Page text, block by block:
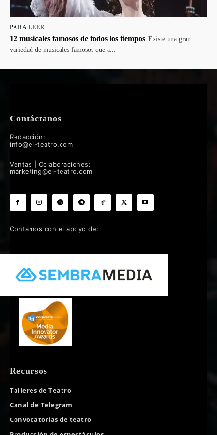
PARA LEER
12 musicales famosos de todos los tiempos Existe una gran
variedad de musicales famosos que a...
Contáctanos
Redacción:
info@el-teatro.com
Ventas | Colaboraciones:
marketing@el-teatro.com
Contamos con el apoyo de:
Recursos
Talleres de Teatro
Canal de Telegram
Convocatorias de teatro